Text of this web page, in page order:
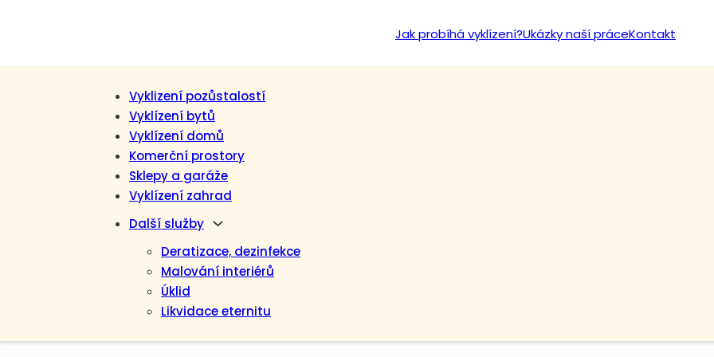
Jak probíhá vyklízení?Ukázky naší práceKontakt
Vyklizení pozůstalostí
Vyklízení bytů
Vyklízení domů
Komerční prostory
Sklepy a garáže
Vyklízení zahrad
Další služby
Deratizace, dezinfekce
Malování interiérů
Úklid
Likvidace eternitu